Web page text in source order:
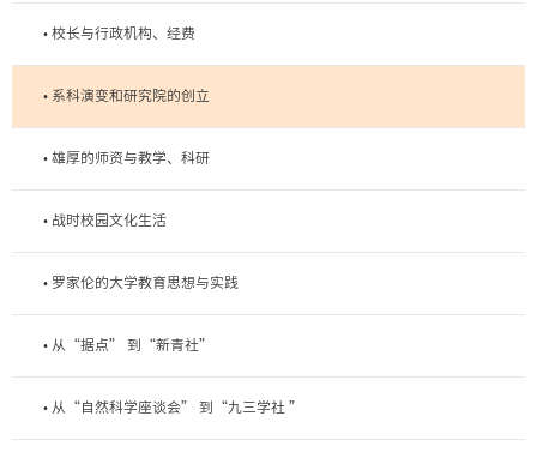
• 校长与行政机构、经费
• 系科演变和研究院的创立
• 雄厚的师资与教学、科研
• 战时校园文化生活
• 罗家伦的大学教育思想与实践
• 从“据点” 到“新青社”
• 从“自然科学座谈会” 到“九三学社 ”